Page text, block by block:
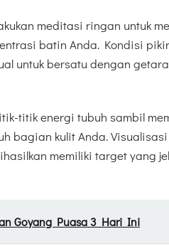
meditasi ringan untuk
batin Anda. Kondisi
untuk bersatu dengan
titik energi tubuh sambil
bagian kulit Anda.
memiliki target yang
Goyang Puasa 3 Hari Ini